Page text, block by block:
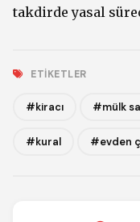
takdirde yasal
ETIKETLER
#kiracı #mülk
#kural #evden